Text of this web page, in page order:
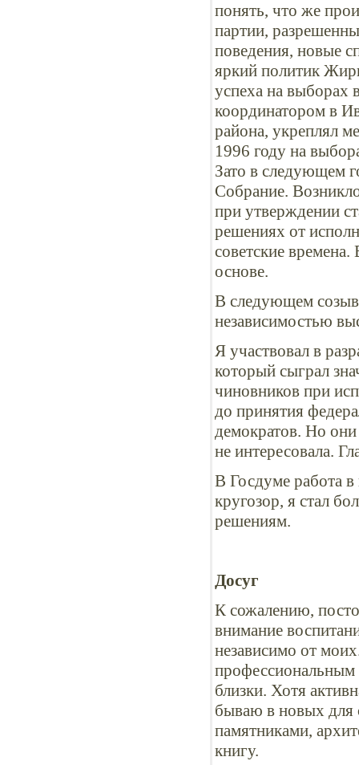
понять, что же
партии,
поведения, новые
яркий политик
успеха на выборах
координатором в
района, укреплял
1996 году на
Зато в следующем
Собрание.
при утверждении
решениях от
советские
основе.
В следующем
независимостью
Я участвовал в
который сыграл
чиновников при
до принятия
демократов. Но
не интересовала.
В Госдуме работа
кругозор, я стал
решениям.
Досуг
К сожалению,
внимание
независимо от
профессиональным
близки. Хотя
бываю в новых для
памятниками,
книгу.